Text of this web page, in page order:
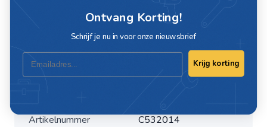
schroefdraad Werkdruk max: 35 bar Sleutelmaat: 19 mm
Lengte: 57 mm Breedte: 24 mm Gewicht: 88 gram
Profiel: ORION
Artikelnummer C532014
Ontvang Korting!
Schrijf je nu in voor onze nieuwsbrief
Email
Krijg korting